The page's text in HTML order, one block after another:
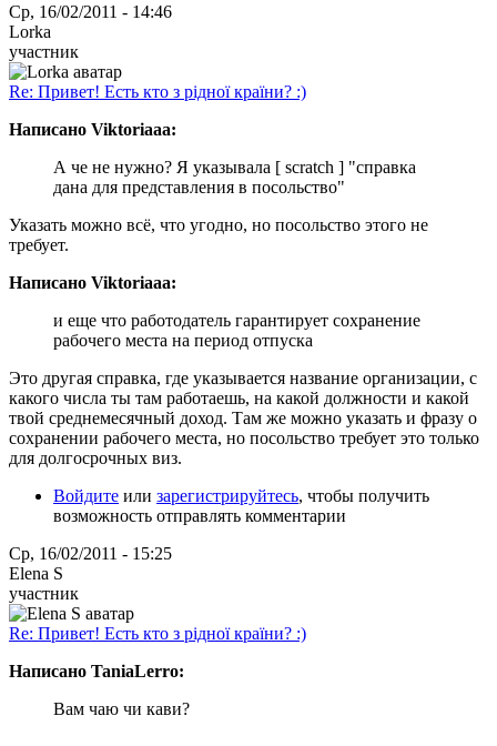
Ср, 16/02/2011 - 14:46
Lorka
участник
Re: Привет! Есть кто з рідної країни? :)
Написано Viktoriaaa:
А че не нужно? Я указывала [ scratch ] "справка
дана для представления в посольство"
Указать можно всё, что угодно, но посольство этого не
требует.
Написано Viktoriaaa:
и еще что работодатель гарантирует сохранение
рабочего места на период отпуска
Это другая справка, где указывается название организации, с
какого числа ты там работаешь, на какой должности и какой
твой среднемесячный доход. Там же можно указать и фразу о
сохранении рабочего места, но посольство требует это только
для долгосрочных виз.
Войдите или зарегистрируйтесь, чтобы получить
возможность отправлять комментарии
Ср, 16/02/2011 - 15:25
Elena S
участник
Re: Привет! Есть кто з рідної країни? :)
Написано TaniaLerro:
Вам чаю чи кави?